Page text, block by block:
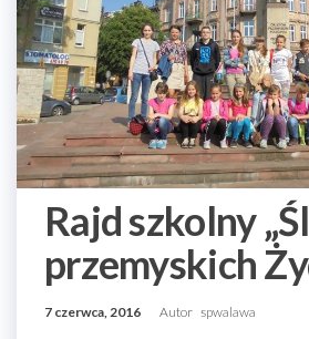
Rajd szkolny
przemyskich
7 czerwca, 2016 Autor spwalawa